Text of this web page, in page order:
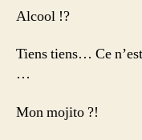
Alcool !?
Tiens tiens… Ce
…
Mon mojito ?!